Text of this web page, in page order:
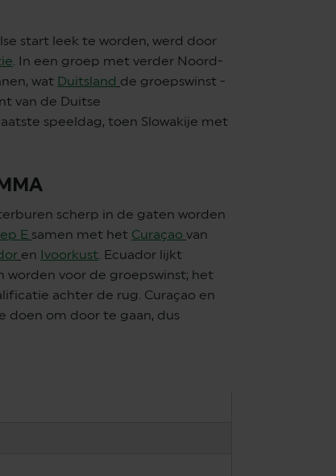
start leek te worden, werd door
. In een groep met verder Noord-
wat Duitsland de groepswinst -
van de Duitse
speeldag, toen Slowakije met
scherp in de gaten worden
E samen met het Curaçao van
en Ivoorkust. Ecuador lijkt
voor de groepswinst; het
achter de rug. Curaçao en
doen om door te gaan, dus